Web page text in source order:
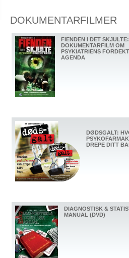
DOKUMENTARFILMER
FIENDEN I DET
DOKUMENTARFILM OM
PSYKIATRIENS
AGENDA
DØDSGALT:
DREPE DITT
DIAGNOSTISK &
MANUAL (DVD)